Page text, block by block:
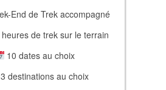
End de Trek accompagné
de trek sur le terrain
10 dates au choix
destinations au choix